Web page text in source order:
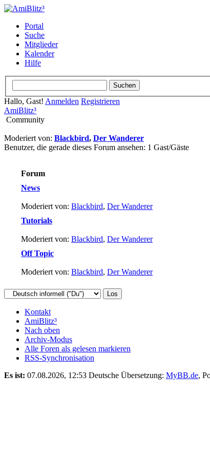
Portal
Suche
Mitglieder
Kalender
Hilfe
Hallo, Gast! Anmelden Registrieren
AmiBlitz³
Community
Moderiert von: Blackbird, Der Wanderer
Benutzer, die gerade dieses Forum ansehen: 1 Gast/Gäste
Forum
News
Moderiert von: Blackbird, Der Wanderer
Tutorials
Moderiert von: Blackbird, Der Wanderer
Off Topic
Moderiert von: Blackbird, Der Wanderer
Kontakt
AmiBlitz³
Nach oben
Archiv-Modus
Alle Foren als gelesen markieren
RSS-Synchronisation
Es ist: 07.08.2026, 12:53 Deutsche Übersetzung: MyBB.de,